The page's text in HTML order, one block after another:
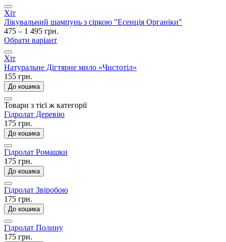
Хіт
Лікувальний шампунь з сіркою "Есенція Органіки"
475 – 1 495 грн.
Обрати варіант
Хіт
Натуральне Дігтярне мило «Чистотіл»
155 грн.
До кошика
Товари з тієї ж категорії
Гідролат Деревію
175 грн.
До кошика
Гідролат Ромашки
175 грн.
До кошика
Гідролат Звіробою
175 грн.
До кошика
Гідролат Полину
175 грн.